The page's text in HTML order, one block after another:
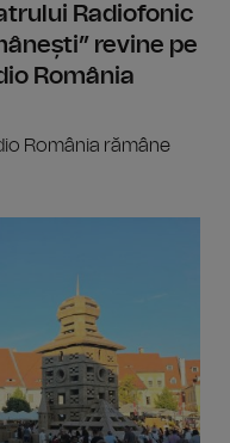
Radiofonic
revine pe
România
România rămâne